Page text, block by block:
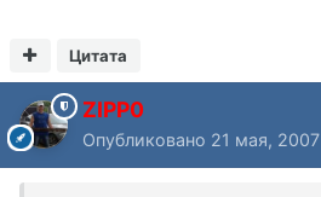
Цитата
ZIPP0
Опубликовано 21 мая, 2007